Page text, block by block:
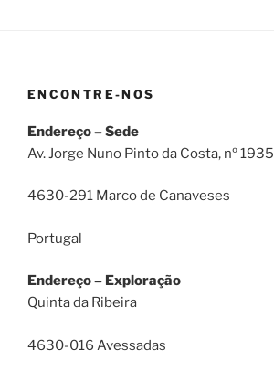
ENCONTRE-NOS
Endereço – Sede
Av. Jorge Nuno Pinto da Costa, nº 1935
4630-291 Marco de Canaveses
Portugal
Endereço – Exploração
Quinta da Ribeira
4630-016 Avessadas